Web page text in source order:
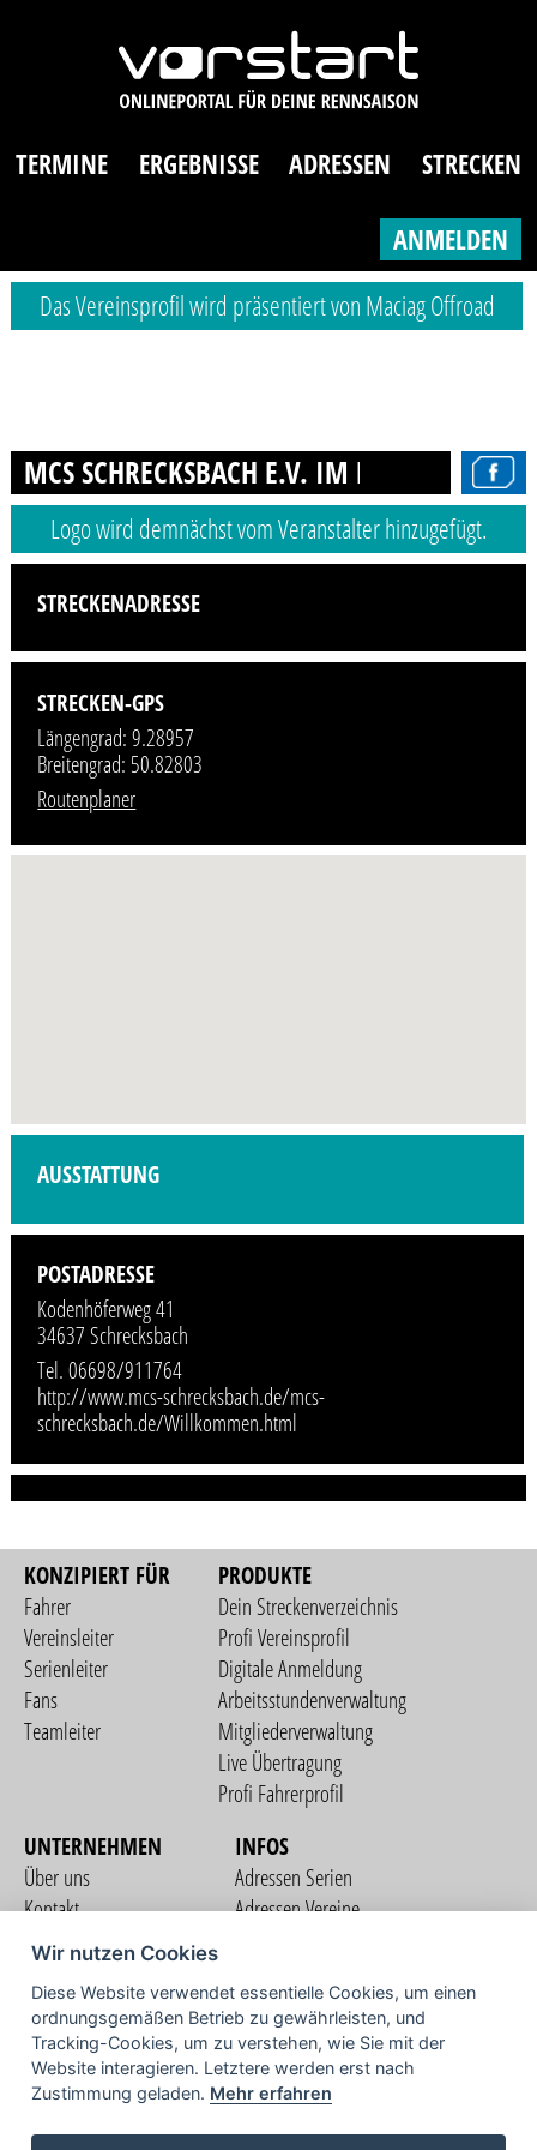
TERMINE ERGEBNISSE ADRESSEN STRECKEN
ANMELDEN
Das Vereinsprofil wird präsentiert von Maciag Offroad
MCS SCHRECKSBACH E.V. IM DMV
Logo wird demnächst vom Veranstalter hinzugefügt.
STRECKENADRESSE
STRECKEN-GPS
Längengrad: 9.28957
Breitengrad: 50.82803
Routenplaner
Profilbild wird demnächst vom Veranstalter hinzugefügt.
AUSSTATTUNG
POSTADRESSE
Kodenhöferweg 41
34637 Schrecksbach
Tel. 06698/911764
http://www.mcs-schrecksbach.de/mcs-
schrecksbach.de/Willkommen.html
KONZIPIERT FÜR
Fahrer
Vereinsleiter
Serienleiter
Fans
Teamleiter
PRODUKTE
Dein Streckenverzeichnis
Profi Vereinsprofil
Digitale Anmeldung
Arbeitsstundenverwaltung
Mitgliederverwaltung
Live Übertragung
Profi Fahrerprofil
UNTERNEHMEN
Über uns
Kontakt
Nutzungsbedingungen
Datenschutzerklärung
Impressum
INFOS
Adressen Serien
Adressen Vereine
COMMUNITY
TV
Wir nutzen Cookies
Diese Website verwendet essentielle Cookies, um einen
ordnungsgemäßen Betrieb zu gewährleisten, und
Tracking-Cookies, um zu verstehen, wie Sie mit der
Website interagieren. Letztere werden erst nach
Zustimmung geladen. Mehr erfahren